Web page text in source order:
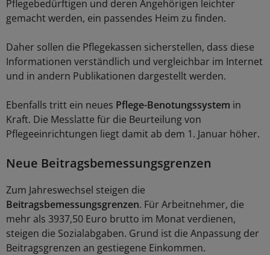
Pflegebedürftigen und deren Angehörigen leichter
gemacht werden, ein passendes Heim zu finden.
Daher sollen die Pflegekassen sicherstellen, dass diese
Informationen verständlich und vergleichbar im Internet
und in andern Publikationen dargestellt werden.
Ebenfalls tritt ein neues Pflege-Benotungssystem in
Kraft. Die Messlatte für die Beurteilung von
Pflegeeinrichtungen liegt damit ab dem 1. Januar höher.
Neue Beitragsbemessungsgrenzen
Zum Jahreswechsel steigen die
Beitragsbemessungsgrenzen. Für Arbeitnehmer, die
mehr als 3937,50 Euro brutto im Monat verdienen,
steigen die Sozialabgaben. Grund ist die Anpassung der
Beitragsgrenzen an gestiegene Einkommen.